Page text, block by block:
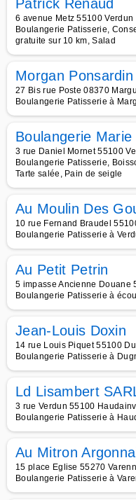
Patrick Renaud
6 avenue Metz 55100
Boulangerie Patisserie,
gratuite sur 10 km, Salad
Morgan Ponsardin
27 Bis rue Poste 08370
Boulangerie Patisserie à
Boulangerie
3 rue Daniel Mornet 55100
Boulangerie Patisserie,
Tarte salée, Pain de seigle
Au Moulin Des
10 rue Fernand Braudel
Boulangerie Patisserie à
Au Petit Petrin
5 impasse Ancienne Douane
Boulangerie Patisserie à
Jean-Louis Doxin
14 rue Louis Piquet 55100
Boulangerie Patisserie à
Ld Lisambert
3 rue Verdun 55100
Boulangerie Patisserie à
Au Mitron
15 place Eglise 55270
Boulangerie Patisserie à